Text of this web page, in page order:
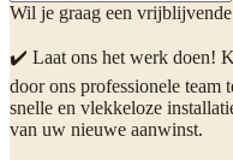
Wil je graag een
✔️ Laat ons het werk doen!
door ons professionele team
snelle en vlekkeloze
van uw nieuwe aanwinst.